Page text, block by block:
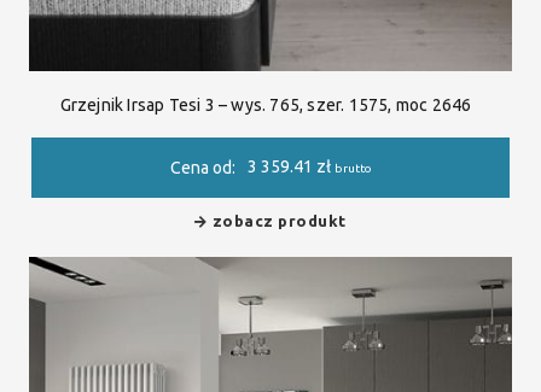
Grzejnik Irsap Tesi 3 – wys. 765, szer. 1575, moc 2646
Cena od: 3 359.41 zł brutto
zobacz produkt